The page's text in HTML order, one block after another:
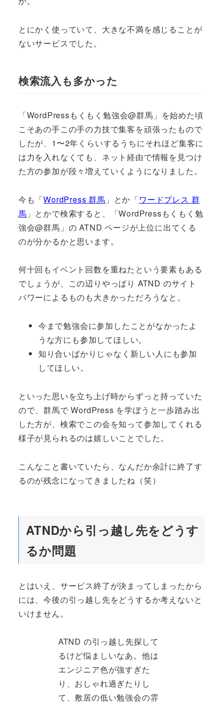
とにかく使っていて、大きな不満を感じることが
ないサービスでした。
検索流入も多かった
「WordPressもくもく勉強会@群馬」を始めた頃
こそあの手この手の力技で集客を頑張ったもので
したが、1〜2年くらいするうちにそれほど集客に
は力を入れなくても、ネット経由で情報を見つけ
た方の参加が段々増えていくようになりました。
今も「WordPress 群馬 」とか「ワードプレス 群
馬 」とかで検索すると、「WordPressもくもく勉
強会@群馬」の ATND ページが上位に出てくる
のが分かるかと思います。
何十回もイベント回数を重ねたという要素もある
でしょうが、この辺りやっぱり ATND のサイト
パワーによるものも大きかっただろうなと。
今まで勉強会に参加したことがなかったよ
うな方にも参加してほしい。
知り合いばかりじゃなく新しい人にも参加
してほしい。
といった思いを立ち上げ時からずっと持っていた
ので、群馬で WordPress を学ぼうと一歩踏み出
した方が、検索でこの会を知って参加してくれる
様子が見られるのは嬉しいことでした。
こんなこと書いていたら、なんだか余計に終了す
るのが残念になってきましたね（笑）
ATNDから引っ越し先をどうす
るか問題
とはいえ、サービス終了が決まってしまったから
には、今後の引っ越し先をどうするか考えないと
いけません。
ATND の引っ越し先探して
るけど悩ましいなあ。他は
エンジニア色が強すぎた
り、おしゃれ過ぎたりし
て、敷居の低い勉強会の雰